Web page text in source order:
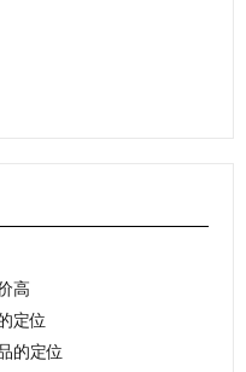
高
定位
的定位